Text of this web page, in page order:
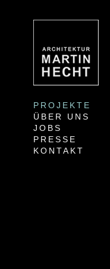
PROJEKTE
ÜBER UNS
JOBS
PRESSE
KONTAKT